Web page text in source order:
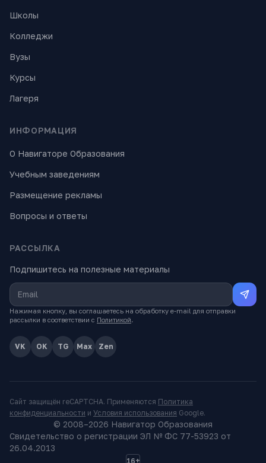
Школы
Колледжи
Вузы
Курсы
Лагеря
ИНФОРМАЦИЯ
О Навигаторе Образования
Учебным заведениям
Размещение рекламы
Вопросы и ответы
РАССЫЛКА
Подпишитесь на полезные материалы
Нажимая кнопку, вы соглашаетесь на обработку e-mail для отправки
рассылки в соответствии с Политикой.
VK OK TG Max Zen
Сайт защищён reCAPTCHA. Применяются Политика
конфиденциальности и Условия использования Google.
© 2008–2026 Навигатор Образования
Свидетельство о регистрации ЭЛ № ФС 77-53923 от
26.04.2013
16+